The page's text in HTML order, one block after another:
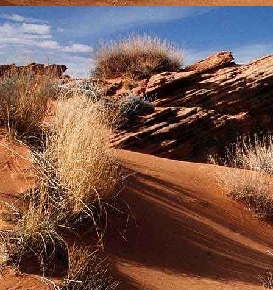
amennyiben
ovi bejárata a
nyíló
Szeretettel
Elérhetőségek
Dr. Göllner
2081 Piliscsaba,
e-mail:
telefonszám: